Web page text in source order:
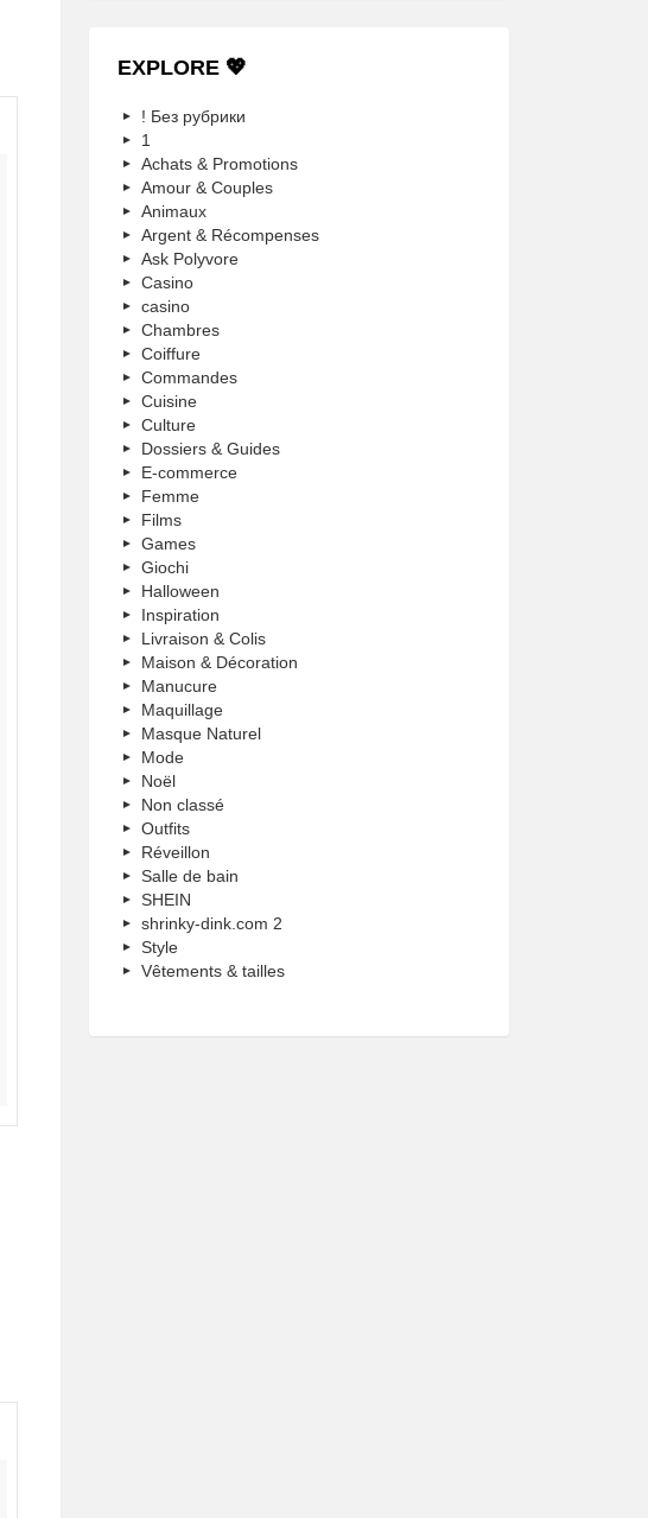
EXPLORE 💖
! Без рубрики
1
Achats & Promotions
Amour & Couples
Animaux
Argent & Récompenses
Ask Polyvore
Casino
casino
Chambres
Coiffure
Commandes
Cuisine
Culture
Dossiers & Guides
E-commerce
Femme
Films
Games
Giochi
Halloween
Inspiration
Livraison & Colis
Maison & Décoration
Manucure
Maquillage
Masque Naturel
Mode
Noël
Non classé
Outfits
Réveillon
Salle de bain
SHEIN
shrinky-dink.com 2
Style
Vêtements & tailles